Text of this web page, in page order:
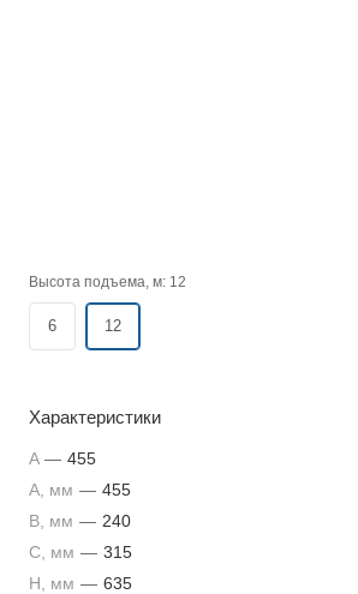
Высота подъема, м: 12
6 12
Характеристики
A — 455
A, мм — 455
B, мм — 240
C, мм — 315
H, мм — 635